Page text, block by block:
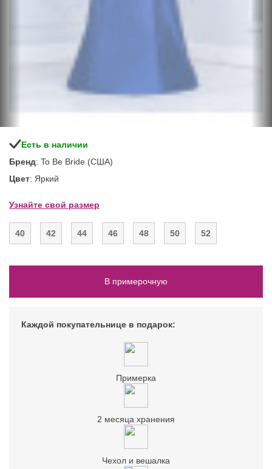
Есть в наличии
Бренд: To Be Bride (США)
Цвет: Яркий
Узнайте свой размер
40 42 44 46 48 50 52
В примерочную
Каждой покупательнице в подарок:
Примерка
2 месяца хранения
Чехол и вешалка